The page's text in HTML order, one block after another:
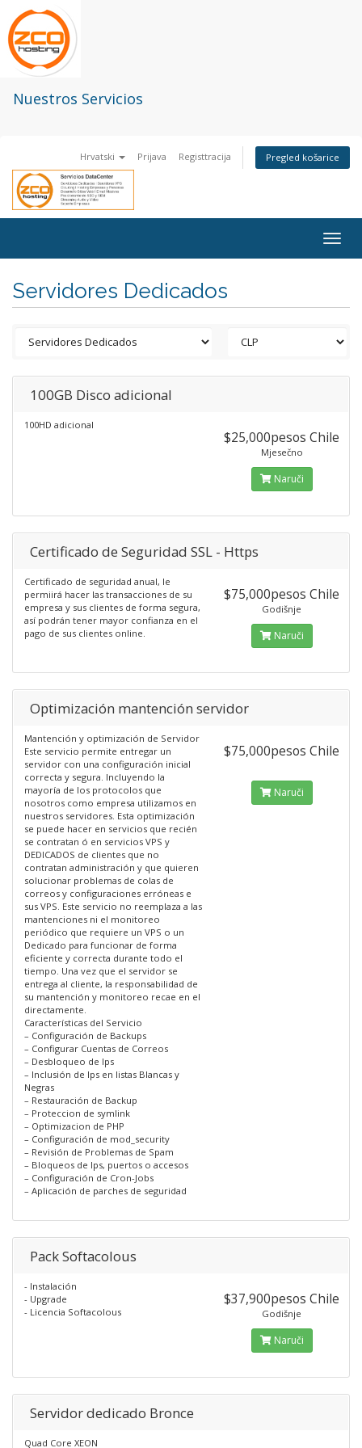
Nuestros Servicios
Hrvatski Prijava Registtracija Pregled košarice
Servidores Dedicados
100GB Disco adicional
100HD adicional
$25,000pesos Chile
Mjesečno
Naruči
Certificado de Seguridad SSL - Https
Certificado de seguridad anual, le
permiirá hacer las transacciones de su
empresa y sus clientes de forma segura,
así podrán tener mayor confianza en el
pago de sus clientes online.
$75,000pesos Chile
Godišnje
Naruči
Optimización mantención servidor
Mantención y optimización de Servidor
Este servicio permite entregar un
servidor con una configuración inicial
correcta y segura. Incluyendo la
mayoría de los protocolos que
nosotros como empresa utilizamos en
nuestros servidores. Esta optimización
se puede hacer en servicios que recién
se contratan ó en servicios VPS y
DEDICADOS de clientes que no
contratan administración y que quieren
solucionar problemas de colas de
correos y configuraciones erróneas e
sus VPS. Este servicio no reemplaza a las
mantenciones ni el monitoreo
periódico que requiere un VPS o un
Dedicado para funcionar de forma
eficiente y correcta durante todo el
tiempo. Una vez que el servidor se
entrega al cliente, la responsabilidad de
su mantención y monitoreo recae en el
directamente.
Características del Servicio
– Configuración de Backups
– Configurar Cuentas de Correos
– Desbloqueo de Ips
– Inclusión de Ips en listas Blancas y
Negras
– Restauración de Backup
– Proteccion de symlink
– Optimizacion de PHP
– Configuración de mod_security
– Revisión de Problemas de Spam
– Bloqueos de Ips, puertos o accesos
– Configuración de Cron-Jobs
– Aplicación de parches de seguridad
$75,000pesos Chile
Naruči
Pack Softacolous
- Instalación
- Upgrade
- Licencia Softacolous
$37,900pesos Chile
Godišnje
Naruči
Servidor dedicado Bronce
Quad Core XEON